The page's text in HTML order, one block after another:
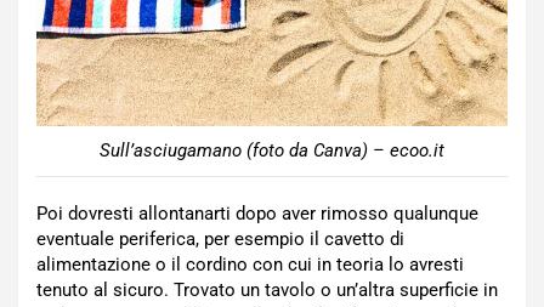
Sull’asciugamano (foto da Canva) – ecoo.it
Poi dovresti allontanarti dopo aver rimosso qualunque
eventuale periferica, per esempio il cavetto di
alimentazione o il cordino con cui in teoria lo avresti
tenuto al sicuro. Trovato un tavolo o un’altra superficie in